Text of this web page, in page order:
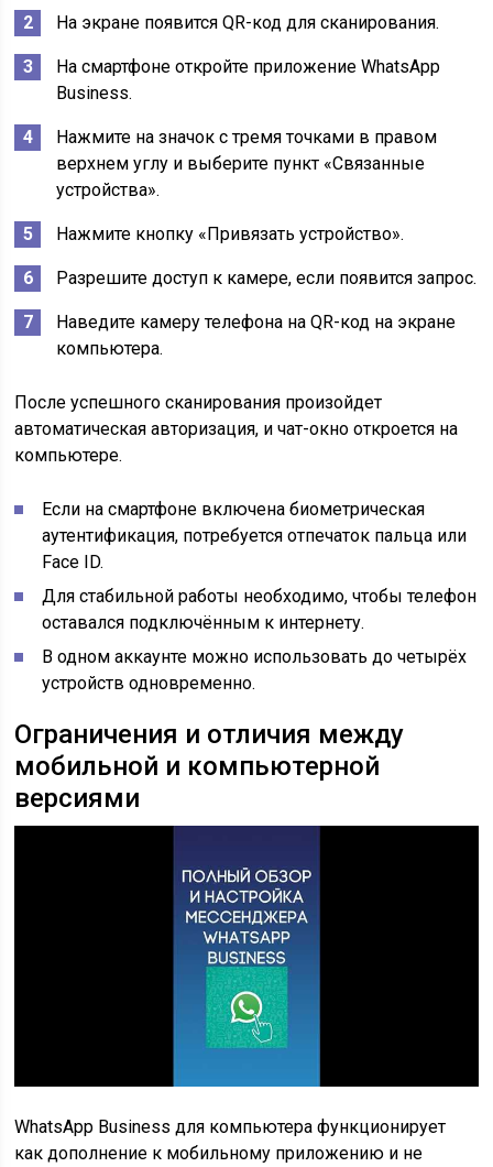
На экране появится QR-код для сканирования.
На смартфоне откройте приложение WhatsApp
Business.
Нажмите на значок с тремя точками в правом
верхнем углу и выберите пункт «Связанные
устройства».
Нажмите кнопку «Привязать устройство».
Разрешите доступ к камере, если появится запрос.
Наведите камеру телефона на QR-код на экране
компьютера.
После успешного сканирования произойдет
автоматическая авторизация, и чат-окно откроется на
компьютере.
Если на смартфоне включена биометрическая
аутентификация, потребуется отпечаток пальца или
Face ID.
Для стабильной работы необходимо, чтобы телефон
оставался подключённым к интернету.
В одном аккаунте можно использовать до четырёх
устройств одновременно.
Ограничения и отличия между
мобильной и компьютерной
версиями
WhatsApp Business для компьютера функционирует
как дополнение к мобильному приложению и не